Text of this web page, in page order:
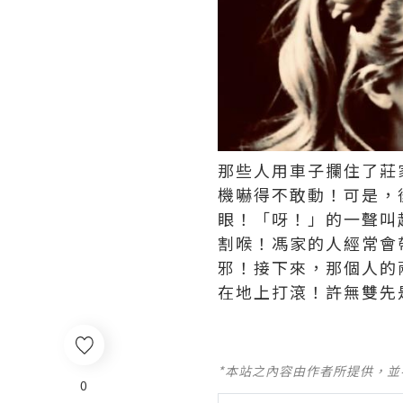
0
那些人用車子攔住了
機嚇得不敢動！可是
眼！「呀！」的一聲
割喉！馮家的人經常
邪！接下來，那個人
在地上打滾！許無雙
*本站之內容由作者所提供，